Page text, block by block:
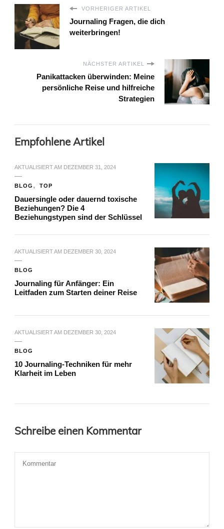
VORHERIGER ARTIKEL
Journaling Fragen, die dich
weiterbringen!
NÄCHSTER ARTIKEL
Panikattacken überwinden: Meine
persönliche Reise und hilfreiche
Strategien
Empfohlene Artikel
AKTUALISIERT AM DEZEMBER 31, 2024
BLOG TOP
Dauersingle oder dauernd toxische
Beziehungen? Die 4
Beziehungstypen sind der Schlüssel
AKTUALISIERT AM DEZEMBER 30, 2024
BLOG
Journaling für Anfänger: Ein
Leitfaden zum Starten deiner Reise
AKTUALISIERT AM DEZEMBER 30, 2024
BLOG
10 Journaling-Techniken für mehr
Klarheit im Leben
Schreibe einen Kommentar